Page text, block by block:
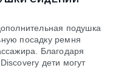
подушка
посадку ремня
Благодаря
дети могут